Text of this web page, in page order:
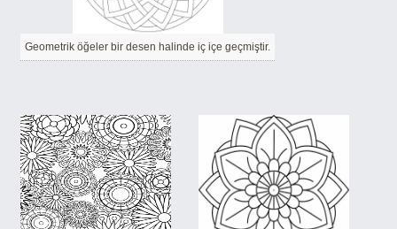
Geometrik öğeler bir desen halinde iç içe geçmiştir.